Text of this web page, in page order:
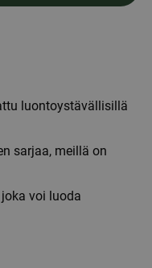
luontoystävällisillä
sarjaa, meillä on
voi luoda